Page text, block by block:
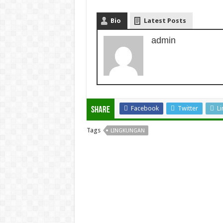
Bio Latest Posts
admin
Share Facebook Twitter
Tags LINGKUNGAN